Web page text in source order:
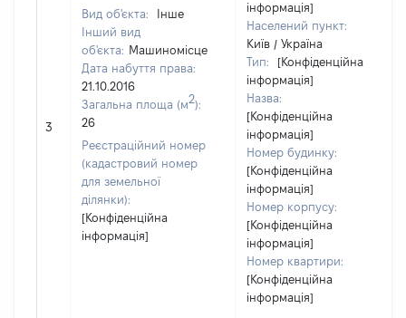
3
Вид об'єкта:
Інше
Інший вид
об'єкта: Машиномісце
Дата набуття права:
21.10.2016
Загальна площа (м2):
26
Реєстраційний номер
(кадастровий номер
для земельної
ділянки):
[Конфіденційна
інформація]
інформація]
Населений пункт:
Київ / Україна
Тип:
[Конфіденційна
інформація]
Назва:
[Конфіденційна
інформація]
Номер будинку:
[Конфіденційна
інформація]
Номер корпусу:
[Конфіденційна
інформація]
Номер квартири:
[Конфіденційна
інформація]